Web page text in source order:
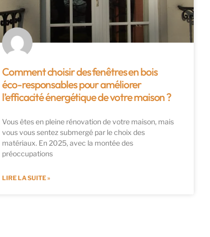
Comment choisir des fenêtres en bois
éco-responsables pour améliorer
l’efficacité énergétique de votre maison ?
Vous êtes en pleine rénovation de votre maison, mais
vous vous sentez submergé par le choix des
matériaux. En 2025, avec la montée des
préoccupations
LIRE LA SUITE »